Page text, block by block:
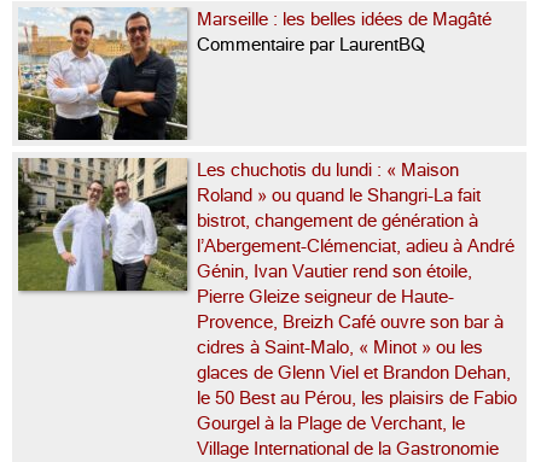
Marseille : les belles idées de Magâté
Commentaire par LaurentBQ
Les chuchotis du lundi : « Maison
Roland » ou quand le Shangri-La fait
bistrot, changement de génération à
l’Abergement-Clémenciat, adieu à André
Génin, Ivan Vautier rend son étoile,
Pierre Gleize seigneur de Haute-
Provence, Breizh Café ouvre son bar à
cidres à Saint-Malo, « Minot » ou les
glaces de Glenn Viel et Brandon Dehan,
le 50 Best au Pérou, les plaisirs de Fabio
Gourgel à la Plage de Verchant, le
Village International de la Gastronomie